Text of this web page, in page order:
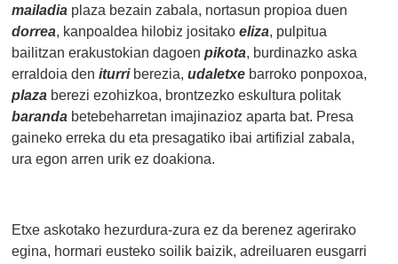
mailadia plaza bezain zabala, nortasun propioa duen
dorrea, kanpoaldea hilobiz jositakoeliza, pulpitua
bailitzan erakustokian dagoenpikota, burdinazko aska
erraldoia deniturriberezia,udaletxe barroko ponpoxoa,
plaza berezi ezohizkoa, brontzezko eskultura politak
baranda betebeharretan imajinazioz aparta bat. Presa
gaineko erreka du eta presagatiko ibai artifizial zabala,
ura egon arren urik ez doakiona.
Etxe askotako hezurdura-zura ez da berenez agerirako
egina, hormari eusteko soilik baizik, adreiluaren eusgarri